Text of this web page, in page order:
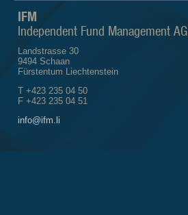
IFM
Independent Fund Management AG
Landstrasse 30
9494 Schaan
Fürstentum Liechtenstein
T +423 235 04 50
F +423 235 04 51
info@ifm.li